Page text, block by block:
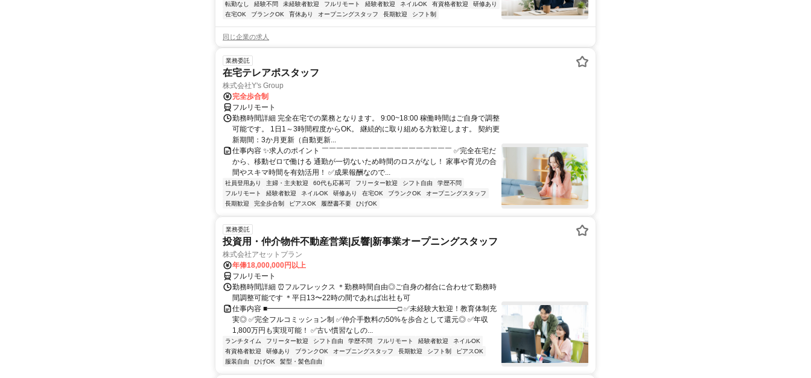
転勤なし
経験不問 未経験者歓迎 フルリモート 経験者歓迎 ネイルOK 有資格者歓迎
研修あり
在宅OK
ブランクOK 育休あり オープニングスタッフ 長期歓迎 シフト制
同じ企業の求人
業務委託
在宅テレアポスタッフ
株式会社Y's Group
完全歩合制
フルリモート
勤務時間詳細 完全在宅での業務となります。 9:00~18:00 稼働時間はご自身で調整
可能です。 1日1～3時間程度からOK。 継続的に取り組める方歓迎します。 契約更
新期間：3か月更新（自動更新...
仕事内容 ✨求人のポイント ￣￣￣￣￣￣￣￣￣￣￣￣￣￣￣￣￣￣ ✅完全在宅だ
から、移動ゼロで働ける 通勤が一切ないため時間のロスがなし！ 家事や育児の合
間やスキマ時間を有効活用！ ✅成果報酬なので...
社員登用あり 主婦・主夫歓迎 60代も応募可 フリーター歓迎 シフト自由
学歴不問
フルリモート
経験者歓迎 ネイルOK 研修あり 在宅OK ブランクOK
オープニングスタッフ
長期歓迎
完全歩合制 ピアスOK 履歴書不要 ひげOK
業務委託
投資用・仲介物件不動産営業|反響|新事業オープニングスタッフ
株式会社アセットプラン
年俸18,000,000円以上
フルリモート
勤務時間詳細 ⏰フルフレックス ＊勤務時間自由◎ご自身の都合に合わせて勤務時
間調整可能です ＊平日13〜22時の間であれば出社も可
仕事内容 ■━━━━━━━━━━━━━━━━━━□ ✅未経験大歓迎！教育体制充
実◎ ✅完全フルコミッション制 ✅仲介手数料の50%を歩合として還元◎ ✅年収
1,800万円も実現可能！ ✅古い慣習なしの...
ランチタイム フリーター歓迎 シフト自由 学歴不問 フルリモート 経験者歓迎
ネイルOK
有資格者歓迎
研修あり ブランクOK オープニングスタッフ 長期歓迎 シフト制
ピアスOK
服装自由
ひげOK 髪型・髪色自由